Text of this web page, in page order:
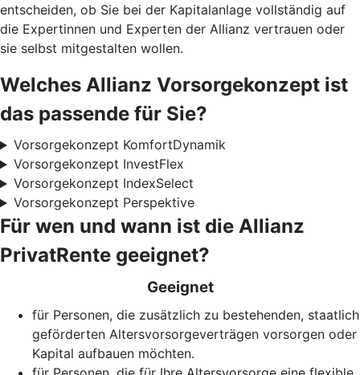
entscheiden, ob Sie bei der Kapitalanlage vollständig auf
die Expertinnen und Experten der Allianz vertrauen oder
sie selbst mitgestalten wollen.
Welches Allianz Vorsorgekonzept ist
das passende für Sie?
Vorsorgekonzept KomfortDynamik
Vorsorgekonzept InvestFlex
Vorsorgekonzept IndexSelect
Vorsorgekonzept Perspektive
Für wen und wann ist die Allianz
PrivatRente geeignet?
Geeignet
für Personen, die zusätzlich zu bestehenden, staatlich
geförderten Alters­vorsorge­verträgen vorsorgen oder
Kapital aufbauen möchten.